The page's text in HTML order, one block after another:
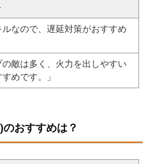
なので、遅延対策がおすすめ
敵は多く、火力を出しやすい
めです。」
おすすめは？